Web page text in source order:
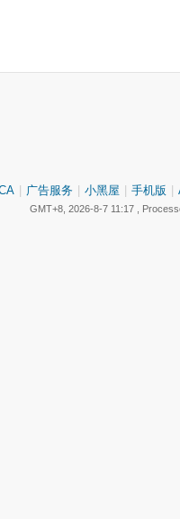
广告服务 小黑屋 手机版
GMT+8, 2026-8-7 11:17 ,